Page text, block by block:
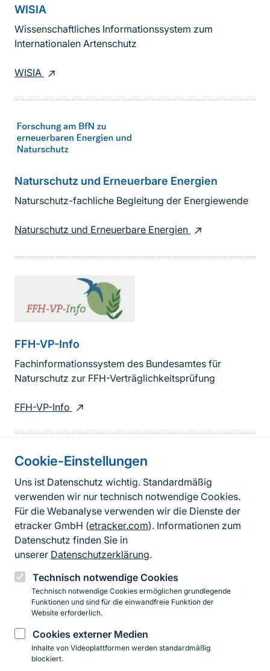
Cookie-Einstellungen
Uns ist Datenschutz wichtig. Standardmäßig
verwenden wir nur technisch notwendige Cookies.
Für die Webanalyse verwenden wir die Dienste der
etracker GmbH (etracker.com). Informationen zum
Datenschutz finden Sie in
unserer Datenschutzerklärung.
Technisch notwendige Cookies
Technisch notwendige Cookies ermöglichen grundlegende
Funktionen und sind für die einwandfreie Funktion der
Website erforderlich.
Cookies externer Medien
Inhalte von Videoplattformen werden standardmäßig
blockiert.
WISIA
Wissenschaftliches Informationssystem zum
Internationalen Artenschutz
WISIA
Naturschutz und Erneuerbare Energien
Naturschutz-fachliche Begleitung der Energiewende
Naturschutz und Erneuerbare Energien
FFH-VP-Info
Fachinformationssystem des Bundesamtes für
Naturschutz zur FFH-Verträglichkeitsprüfung
FFH-VP-Info
Informationen zur Seite
FußzeileKontakt zum BfN
Kontaktformular
Erklärung zur Barrierefreiheit
Impressum
Datenschutz
InstagramFacebookYouTubeLinkedIn